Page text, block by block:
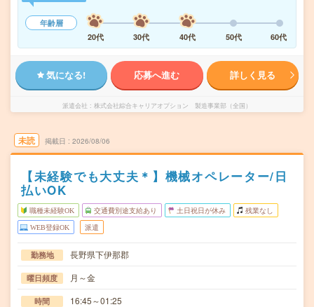
年齢層
20代
30代 40代 50代 60代
気になる! 応募へ進む 詳しく見る
派遣会社 株式会社綜合キャリアオプション 製造事業部（全国）
未読 掲載日 2026/08/06
【未経験でも大丈夫＊】機械オペレーター/日
払いOK
職種未経験OK 交通費別途支給あり 土日祝日が休み 残業なし
WEB登録OK 派遣
勤務地 長野県下伊那郡
曜日頻度 月～金
時間 16:45～01:25